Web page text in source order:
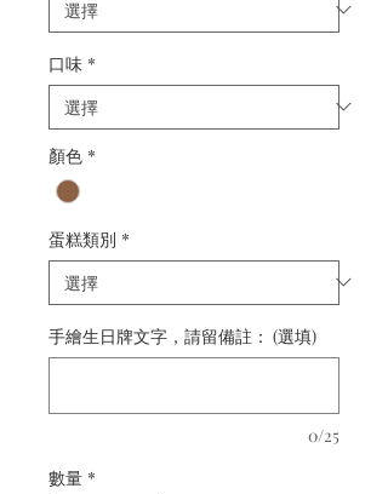
口味 *
顏色 *
蛋糕類別 *
手繪生日牌文字，請留備註： (選填)
0/25
數量 *